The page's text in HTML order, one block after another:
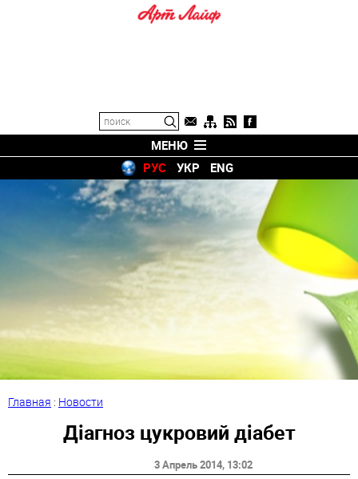
МЕНЮ
РУС
УКР ENG
Главная : Новости
Діагноз цукровий діабет
3 Апрель 2014, 13:02